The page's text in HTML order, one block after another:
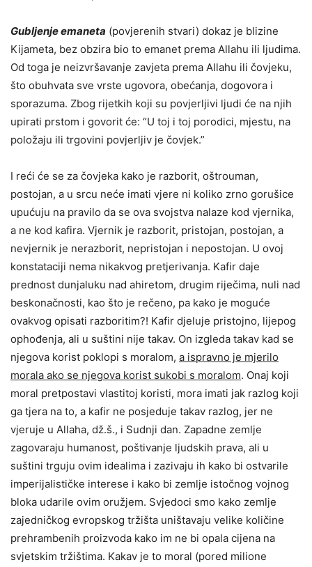
Gubljenje emaneta (povjerenih stvari) dokaz je blizine
Kijameta, bez obzira bio to emanet prema Allahu ili ljudima.
Od toga je neizvršavanje zavjeta prema Allahu ili čovjeku,
što obuhvata sve vrste ugovora, obećanja, dogovora i
sporazuma. Zbog rijetkih koji su povjerljivi ljudi će na njih
upirati prstom i govorit će: “U toj i toj porodici, mjestu, na
položaju ili trgovini povjerljiv je čovjek.”
I reći će se za čovjeka kako je razborit, oštrouman,
postojan, a u srcu neće imati vjere ni koliko zrno gorušice
upućuju na pravilo da se ova svojstva nalaze kod vjernika,
a ne kod kafira. Vjernik je razborit, pristojan, postojan, a
nevjernik je nerazborit, nepristojan i nepostojan. U ovoj
konstataciji nema nikakvog pretjerivanja. Kafir daje
prednost dunjaluku nad ahiretom, drugim riječima, nuli nad
beskonačnosti, kao što je rečeno, pa kako je moguće
ovakvog opisati razboritim?! Kafir djeluje pristojno, lijepog
ophođenja, ali u suštini nije takav. On izgleda takav kad se
njegova korist poklopi s moralom, a ispravno je mjerilo
morala ako se njegova korist sukobi s moralom. Onaj koji
moral pretpostavi vlastitoj koristi, mora imati jak razlog koji
ga tjera na to, a kafir ne posjeduje takav razlog, jer ne
vjeruje u Allaha, dž.š., i Sudnji dan. Zapadne zemlje
zagovaraju humanost, poštivanje ljudskih prava, ali u
suštini trguju ovim idealima i zazivaju ih kako bi ostvarile
imperijalističke interese i kako bi zemlje istočnog vojnog
bloka udarile ovim oružjem. Svjedoci smo kako zemlje
zajedničkog evropskog tržišta uništavaju velike količine
prehrambenih proizvoda kako im ne bi opala cijena na
svjetskim tržištima. Kakav je to moral (pored milione